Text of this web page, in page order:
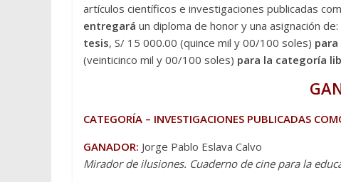
artículos científicos e investigaciones publicadas
entregará un diploma de honor y una asignación
tesis, S/ 15 000.00 (quince mil y 00/100 soles)
(veinticinco mil y 00/100 soles) para la categoría
CATEGORÍA – INVESTIGACIONES PUBLICADAS
GANADOR: Jorge Pablo Eslava Calvo
Mirador de ilusiones. Cuaderno de cine para la